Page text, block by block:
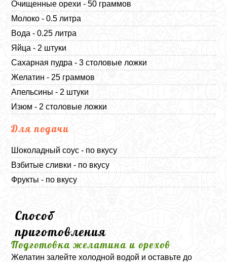
Очищенные орехи - 50 граммов
Молоко - 0.5 литра
Вода - 0.25 литра
Яйца - 2 штуки
Сахарная пудра - 3 столовые ложки
Желатин - 25 граммов
Апельсины - 2 штуки
Изюм - 2 столовые ложки
Для подачи
Шоколадный соус - по вкусу
Взбитые сливки - по вкусу
Фрукты - по вкусу
Способ
приготовления
Подготовка желатина и орехов
Желатин залейте холодной водой и оставьте до